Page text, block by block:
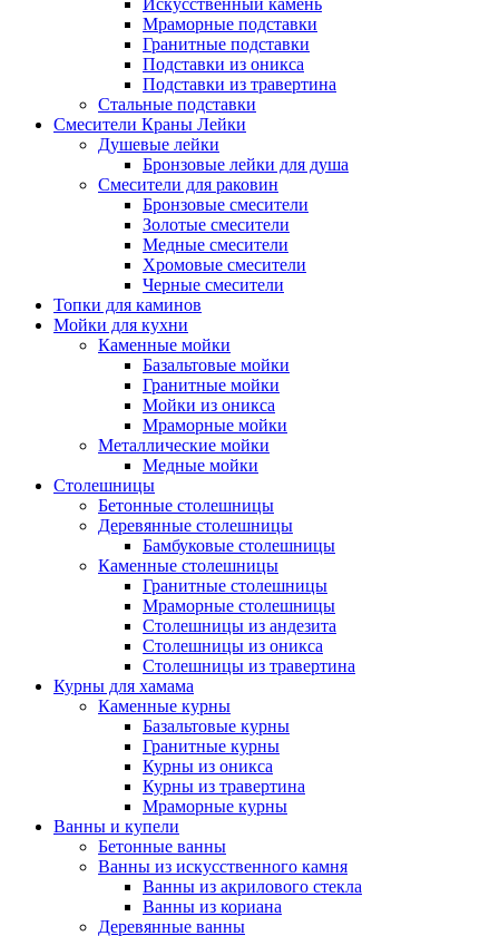
Искусственный камень
Мраморные подставки
Гранитные подставки
Подставки из оникса
Подставки из травертина
Стальные подставки
Смесители Краны Лейки
Душевые лейки
Бронзовые лейки для душа
Смесители для раковин
Бронзовые смесители
Золотые смесители
Медные смесители
Хромовые смесители
Черные смесители
Топки для каминов
Мойки для кухни
Каменные мойки
Базальтовые мойки
Гранитные мойки
Мойки из оникса
Мраморные мойки
Металлические мойки
Медные мойки
Столешницы
Бетонные столешницы
Деревянные столешницы
Бамбуковые столешницы
Каменные столешницы
Гранитные столешницы
Мраморные столешницы
Столешницы из андезита
Столешницы из оникса
Столешницы из травертина
Курны для хамама
Каменные курны
Базальтовые курны
Гранитные курны
Курны из оникса
Курны из травертина
Мраморные курны
Ванны и купели
Бетонные ванны
Ванны из искусственного камня
Ванны из акрилового стекла
Ванны из кориана
Деревянные ванны